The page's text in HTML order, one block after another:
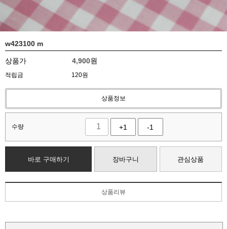
w423100 m
상품가 4,900원
적립금 120원
상품정보
수량 +1 -1
바로 구매하기 장바구니 관심상품
상품리뷰